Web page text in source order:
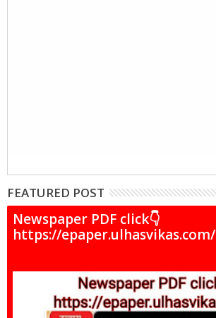
FEATURED POST
Newspaper PDF click👇
https://epaper.ulhasvikas.com/